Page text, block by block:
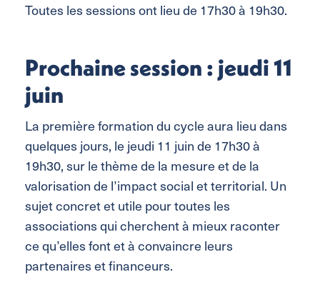
Toutes les sessions ont lieu de 17h30 à 19h30.
Prochaine session : jeudi 11
juin
La première formation du cycle aura lieu dans
quelques jours, le jeudi 11 juin de 17h30 à
19h30, sur le thème de la mesure et de la
valorisation de l’impact social et territorial. Un
sujet concret et utile pour toutes les
associations qui cherchent à mieux raconter
ce qu’elles font et à convaincre leurs
partenaires et financeurs.